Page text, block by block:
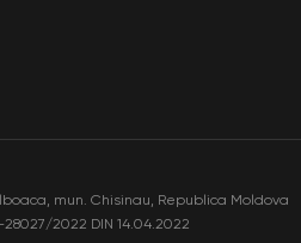
mun. Chisinau, Republica Moldova
28027/2022 DIN 14.04.2022